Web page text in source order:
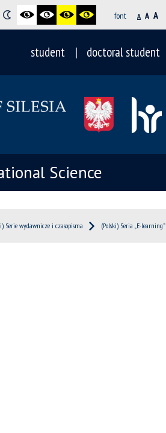
font A A A
student doctoral student
Science
Serie wydawnicze i czasopisma (Polski) Seria „E-learning”